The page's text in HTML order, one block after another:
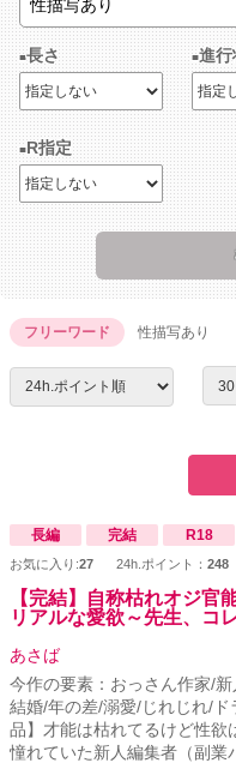
長さ 進行
R指定
フリーワード 性描写あり
長編 完結 R18
お気に入り:27 24h.ポイント： 248
【完結】自称枯れオジ官
リアルな愛欲～先生、コ
あさば
今作の要素：おっさん作家/
結婚/年の差/溺愛/じれじれ/
品】才能は枯れてるけど性欲
憧れていた新人編集者（副業